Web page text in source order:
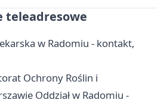
teleadresowe
w Radomiu - kontakt,
Ochrony Roślin i
Oddział w Radomiu -